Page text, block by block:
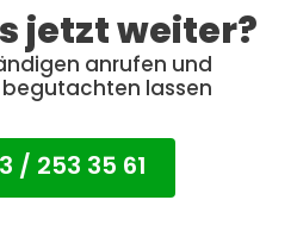
jetzt weiter?
anrufen und
lassen
/ 253 35 61